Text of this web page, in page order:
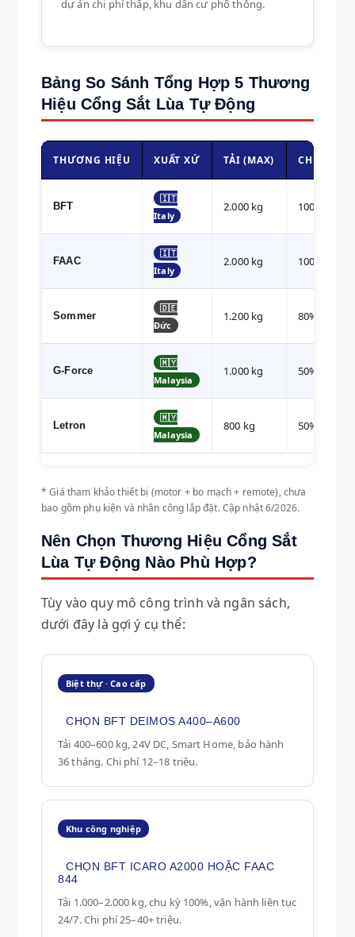
dự án chi phí thấp, khu dân cư phổ thông.
Bảng So Sánh Tổng Hợp 5 Thương
Hiệu Cổng Sắt Lùa Tự Động
THƯƠNG HIỆU XUẤT XỨ TẢI (MAX) CHU KỲ
BFT
🇮🇹
Italy
2.000 kg 100%
FAAC
🇮🇹
Italy
2.000 kg 100%
Sommer
🇩🇪
Đức
1.200 kg 80%
G-Force
🇲🇾
Malaysia
1.000 kg 50%
Letron
🇲🇾
Malaysia
800 kg 50%
* Giá tham khảo thiết bị (motor + bo mạch + remote), chưa
bao gồm phụ kiện và nhân công lắp đặt. Cập nhật 6/2026.
Nên Chọn Thương Hiệu Cổng Sắt
Lùa Tự Động Nào Phù Hợp?
Tùy vào quy mô công trình và ngân sách,
dưới đây là gợi ý cụ thể:
Biệt thự · Cao cấp
CHỌN BFT DEIMOS A400–A600
Tải 400–600 kg, 24V DC, Smart Home, bảo hành
36 tháng. Chi phí 12–18 triệu.
Khu công nghiệp
CHỌN BFT ICARO A2000 HOẶC FAAC
844
Tải 1.000–2.000 kg, chu kỳ 100%, vận hành liên tục
24/7. Chi phí 25–40+ triệu.